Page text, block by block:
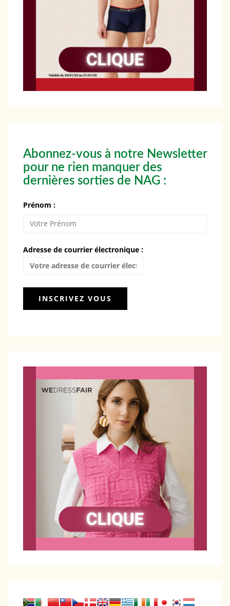
Abonnez-vous à notre Newsletter
pour ne rien manquer des
dernières sorties de NAG :
Prénom :
Adresse de courrier électronique :